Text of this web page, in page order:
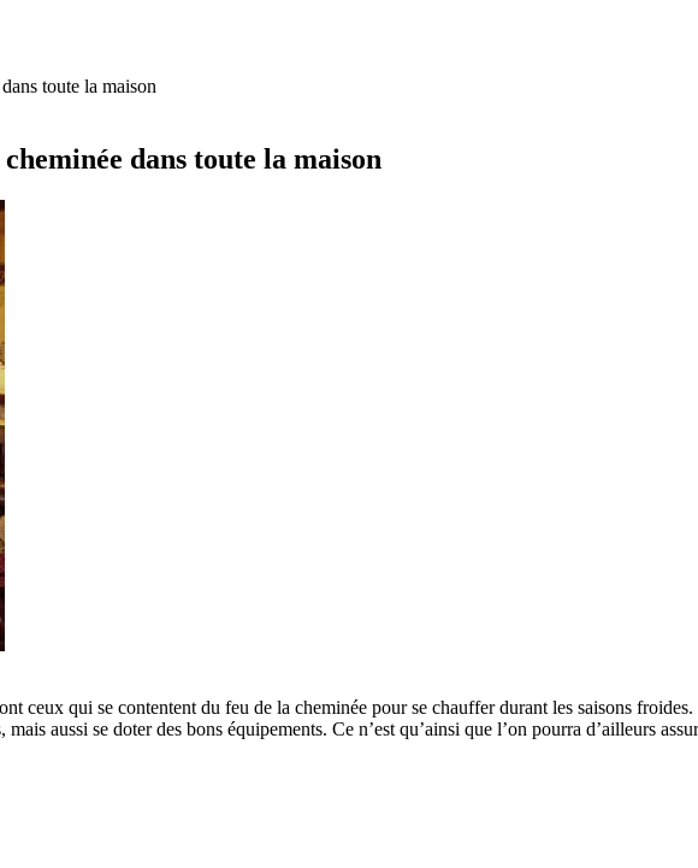
toute la maison
dans toute la maison
ceux qui se contentent du feu de la cheminée pour se chauffer durant les saisons
aussi se doter des bons équipements. Ce n’est qu’ainsi que l’on pourra d’ailleurs